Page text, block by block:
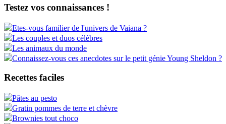
Testez vos connaissances !
Etes-vous familier de l'univers de Vaiana ?
Les couples et duos célèbres
Les animaux du monde
Connaissez-vous ces anecdotes sur le petit génie Young Sheldon ?
Recettes faciles
Pâtes au pesto
Gratin pommes de terre et chèvre
Brownies tout choco